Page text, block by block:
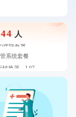
人
检套餐
薏米粉500g
系统套餐
转换器—L07
粗粮生活礼盒
体检基础套餐
健康套餐
豆薏米粉500g